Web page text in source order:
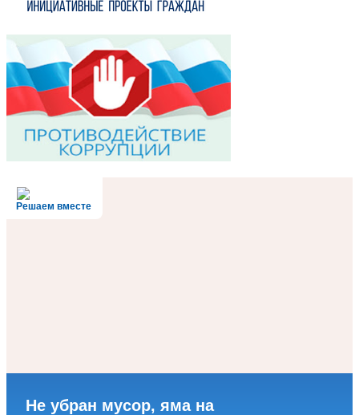
Решаем вместе
Не убран мусор, яма на